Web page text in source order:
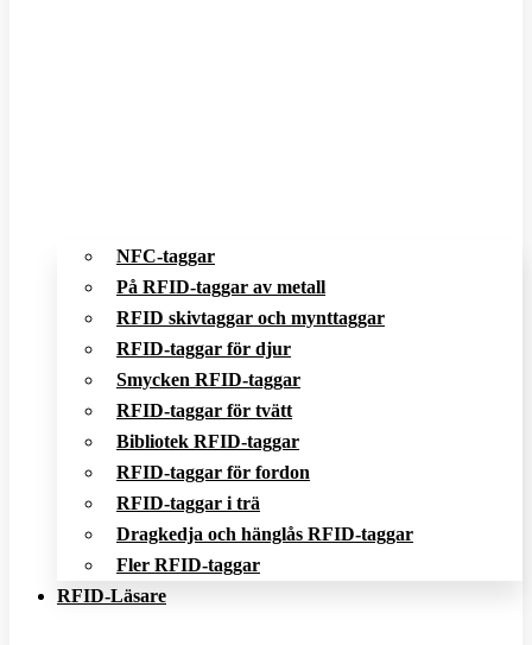
NFC-taggar
På RFID-taggar av metall
RFID skivtaggar och mynttaggar
RFID-taggar för djur
Smycken RFID-taggar
RFID-taggar för tvätt
Bibliotek RFID-taggar
RFID-taggar för fordon
RFID-taggar i trä
Dragkedja och hänglås RFID-taggar
Fler RFID-taggar
RFID-Läsare